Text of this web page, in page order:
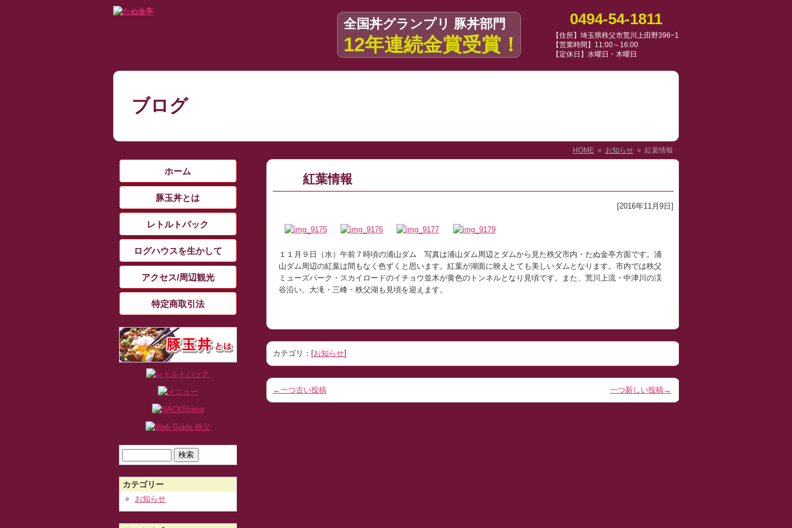
全国丼グランプリ 豚丼部門
12年連続金賞受賞！
0494-54-1811
【住所】埼玉県秩父市荒川上田野396−1
【営業時間】11:00～16:00
【定休日】水曜日・木曜日
ブログ
HOME » お知らせ » 紅葉情報
ホーム
豚玉丼とは
レトルトパック
ログハウスを生かして
アクセス/周辺観光
特定商取引法
索:
カテゴリー
お知らせ
紅葉情報
[2016年11月9日]
１１月９日（水）午前７時頃の浦山ダム 写真は浦山ダム周辺とダムから見た秩父市内・たぬ金亭方面です。浦
山ダム周辺の紅葉は間もなく色ずくと思います。紅葉が湖面に映えとても美しいダムとなります。市内では秩父
ミューズパーク・スカイロードのイチョウ並木が黄色のトンネルとなり見頃です。また、荒川上流・中津川の渓
谷沿い、大滝・三峰・秩父湖も見頃を迎えます。
カテゴリ：[お知らせ]
←一つ古い投稿 一つ新しい投稿→